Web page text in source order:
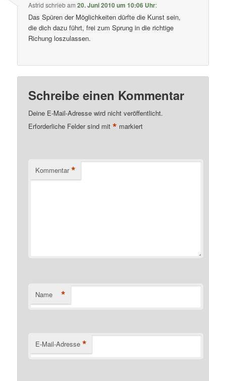
Astrid schriebam20. Juni 2010 um 10:06 Uhr:
Das Spüren der Möglichkeiten dürfte die Kunst sein,
die dich dazu führt, frei zum Sprung in die richtige
Richung loszulassen.
Schreibe einen Kommentar
Deine E-Mail-Adresse wird nicht veröffentlicht.
Erforderliche Felder sind mit* markiert
Kommentar *
Name *
E-Mail-Adresse *